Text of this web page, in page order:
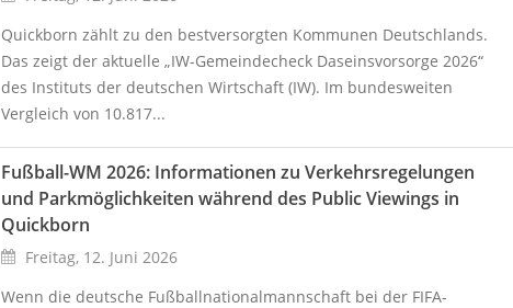
Quickborn zählt zu den bestversorgten Kommunen Deutschlands.
Das zeigt der aktuelle „IW-Gemeindecheck Daseinsvorsorge 2026“
des Instituts der deutschen Wirtschaft (IW). Im bundesweiten
Vergleich von 10.817...
Fußball-WM 2026: Informationen zu Verkehrsregelungen
und Parkmöglichkeiten während des Public Viewings in
Quickborn
Freitag, 12. Juni 2026
Wenn die deutsche Fußballnationalmannschaft bei der FIFA-